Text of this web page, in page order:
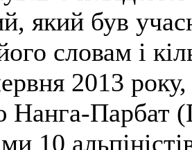
який був
словам і
2013
Парбат
10